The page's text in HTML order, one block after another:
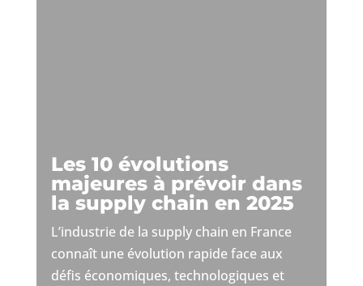
Les 10 évolutions
majeures à prévoir dans
la supply chain en 2025
L’industrie de la supply chain en France
connaît une évolution rapide face aux
défis économiques, technologiques et